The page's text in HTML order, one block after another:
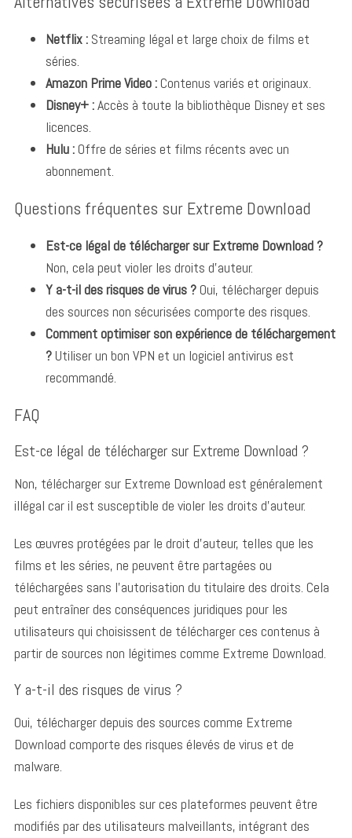
Netflix :Streaming légal et large choix de films et
séries.
Amazon Prime Video :Contenus variés et originaux.
Disney+ :Accès à toute la bibliothèque Disney et ses
licences.
Hulu :Offre de séries et films récents avec un
abonnement.
Questions fréquentes sur Extreme Download
Est-ce légal de télécharger sur Extreme Download ?
Non, cela peut violer les droits d’auteur.
Y a-t-il des risques de virus ?Oui, télécharger depuis
des sources non sécurisées comporte des risques.
Comment optimiser son expérience de téléchargement
?Utiliser un bon VPN et un logiciel antivirus est
recommandé.
FAQ
Est-ce légal de télécharger sur Extreme Download ?
Non, télécharger sur Extreme Download est généralement
illégal car il est susceptible de violer les droits d’auteur.
Les œuvres protégées par le droit d’auteur, telles que les
films et les séries, ne peuvent être partagées ou
téléchargées sans l’autorisation du titulaire des droits. Cela
peut entraîner des conséquences juridiques pour les
utilisateurs qui choisissent de télécharger ces contenus à
partir de sources non légitimes comme Extreme Download.
Y a-t-il des risques de virus ?
Oui, télécharger depuis des sources comme Extreme
Download comporte des risques élevés de virus et de
malware.
Les fichiers disponibles sur ces plateformes peuvent être
modifiés par des utilisateurs malveillants, intégrant des